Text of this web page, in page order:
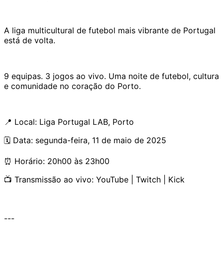
A liga multicultural de futebol mais vibrante de Portugal
está de volta.
9 equipas. 3 jogos ao vivo. Uma noite de futebol, cultura
e comunidade no coração do Porto.
📍 Local: Liga Portugal LAB, Porto
🗓 Data: segunda-feira, 11 de maio de 2025
⏰ Horário: 20h00 às 23h00
📺 Transmissão ao vivo: YouTube | Twitch | Kick
---